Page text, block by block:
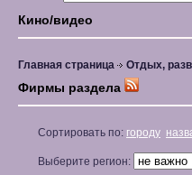
Кино/видео
Главная страница Отдых,
Фирмы раздела
Сортировать по: городу
Выберите регион: